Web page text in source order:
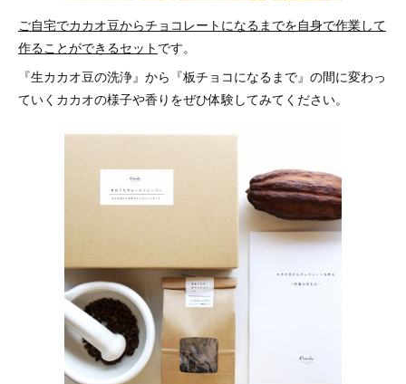
ご自宅でカカオ豆からチョコレートになるまでを自身で作業して
作ることができるセット です。
『生カカオ豆の洗浄』から『板チョコになるまで』の間に変わっ
ていくカカオの様子や香りをぜひ体験してみてください。